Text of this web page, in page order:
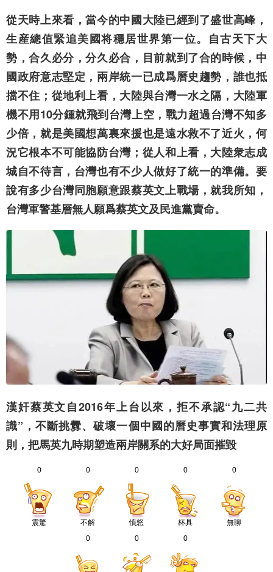
從天時上來看，當今的中國大陸已經到了盛世高峰，
生産總值緊追美國将穩居世界第一位。自古天下大
勢，合久必分，分久必合，目前就到了合的時候，中
國政府意志堅定，兩岸統一已成爲曆史趨勢，誰也抵
擋不住；從地利上看，大陸與台灣一水之隔，大陸軍
機不用10分鍾就飛到台灣上空，戰力超過台灣不知多
少倍，就是美國想萬裏來援也是遠水救不了近火，何
況它根本不可能協防台灣；從人和上看，大陸衆志成
城自不待言，台灣也有不少人做好了統一的準備。要
說有多少台灣同胞願意跟蔡英文上戰場，就我所知，
台灣軍警基層無人願爲蔡英文及民進黨賣命。
漢奸蔡英文自2016年上台以來，拒不承認“九二共
識”，不斷挑釁、破壞一個中國的曆史事實和法理原
則，把馬英九時期塑造兩岸關系的大好局面摧毀
0
震驚
0
不解
0
憤怒
0
杯具
0
無聊
0
0 0